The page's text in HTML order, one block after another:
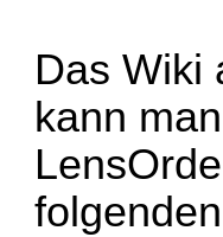
Das Wiki
kann